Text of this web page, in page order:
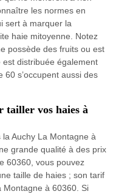
les normes en
sert à marquer la
haie mitoyenne. Notez
possède des fruits ou est
distribuée également
s’occupent aussi des
tailler vos haies à
Auchy La Montagne à
grande qualité à des prix
60360, vous pouvez
taille de haies ; son tarif
Montagne à 60360. Si